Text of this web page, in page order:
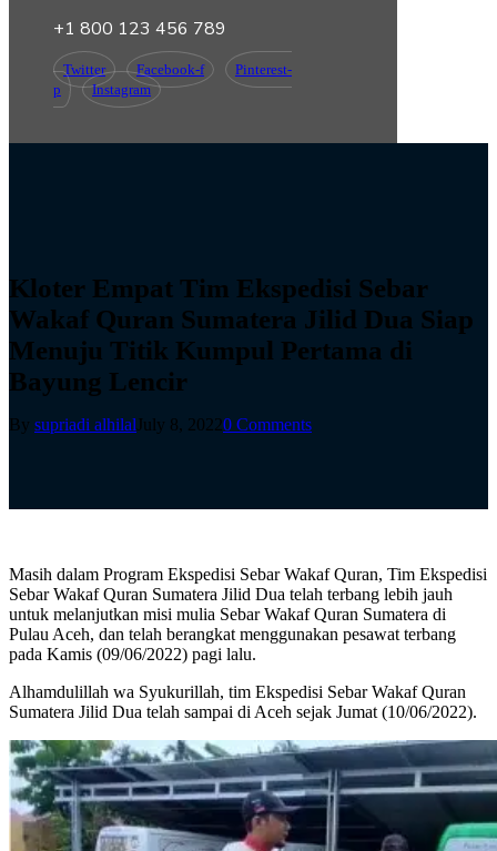
+1 800 123 456 789
Twitter Facebook-f
Pinterest-
p
Instagram
Kloter Empat Tim Ekspedisi Sebar
Wakaf Quran Sumatera Jilid Dua Siap
Menuju Titik Kumpul Pertama di
Bayung Lencir
By supriadi alhilal July 8, 20220 Comments
Masih dalam Program Ekspedisi Sebar Wakaf Quran, Tim Ekspedisi
Sebar Wakaf Quran Sumatera Jilid Dua telah terbang lebih jauh
untuk melanjutkan misi mulia Sebar Wakaf Quran Sumatera di
Pulau Aceh, dan telah berangkat menggunakan pesawat terbang
pada Kamis (09/06/2022) pagi lalu.
Alhamdulillah wa Syukurillah, tim Ekspedisi Sebar Wakaf Quran
Sumatera Jilid Dua telah sampai di Aceh sejak Jumat (10/06/2022).